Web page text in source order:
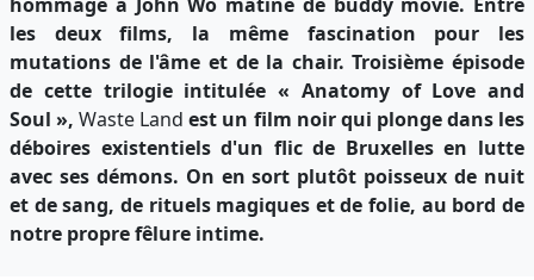
les deux films, la même fascination pour les
mutations de l'âme et de la chair. Troisième épisode
de cette trilogie intitulée « Anatomy of Love and
Soul »,Waste Land est un film noir qui plonge dans les
déboires existentiels d'un flic de Bruxelles en lutte
avec ses démons. On en sort plutôt poisseux de nuit
et de sang, de rituels magiques et de folie, au bord de
notre propre fêlure intime.